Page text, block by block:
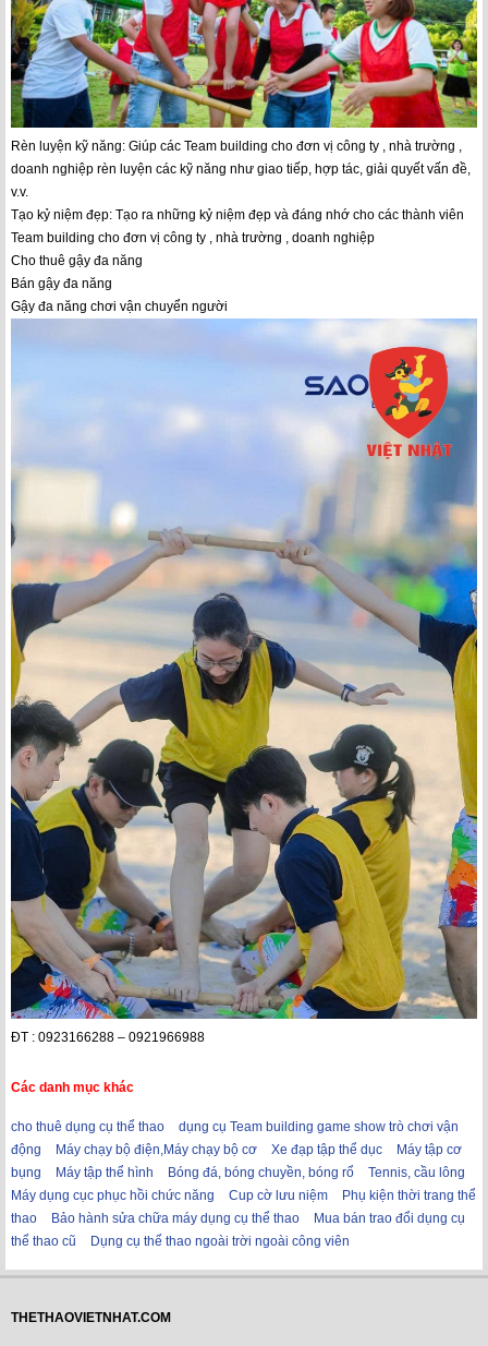
Rèn luyện kỹ năng: Giúp các Team building cho đơn vị công ty , nhà trường ,
doanh nghiệp rèn luyện các kỹ năng như giao tiếp, hợp tác, giải quyết vấn đề,
v.v.
Tạo kỷ niệm đẹp: Tạo ra những kỷ niệm đẹp và đáng nhớ cho các thành viên
Team building cho đơn vị công ty , nhà trường , doanh nghiệp
Cho thuê gậy đa năng
Bán gậy đa năng
Gậy đa năng chơi vận chuyển người
ĐT : 0923166288 – 0921966988
Các danh mục khác
cho thuê dụng cụ thể thao
dụng cụ Team building game show trò chơi vận
động
Máy chạy bộ điện,Máy chạy bộ cơ Xe đạp tập thể dục
Máy tập cơ
bụng
Máy tập thể hình Bóng đá, bóng chuyền, bóng rổ
Tennis, cầu lông
Máy dụng cục phục hồi chức năng
Cup cờ lưu niệm
Phụ kiện thời trang thể
thao
Bảo hành sửa chữa máy dụng cụ thể thao
Mua bán trao đổi dụng cụ
thể thao cũ
Dụng cụ thể thao ngoài trời ngoài công viên
THETHAOVIETNHAT.COM